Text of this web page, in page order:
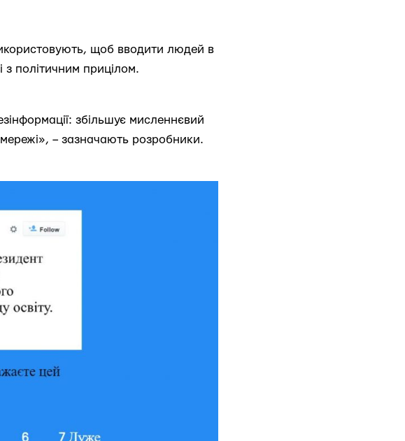
щоб вводити людей в
з політичним прицілом.
збільшує мисленнєвий
– зазначають розробники.